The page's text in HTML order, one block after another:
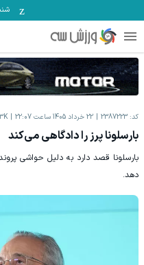
شنبه
کد: 2387223 22 خرداد 1405 ساعت 22:07
بارسلونا پرز را دادگاهی می‌کند
بارسلونا قصد دارد به دلیل حواشی
دهد.